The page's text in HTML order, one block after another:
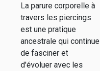
pour homme
et femme
La parure corporelle à
travers les piercings
est une pratique
ancestrale qui continue
de fasciner et
d'évoluer avec les